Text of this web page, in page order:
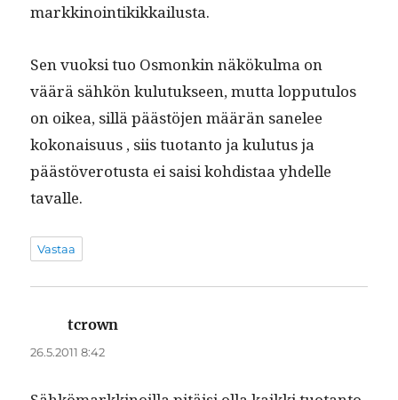
markkinointikikkailusta.
Sen vuok­si tuo Osmonkin näkökul­ma on
väärä sähkön kulu­tuk­seen, mut­ta lop­putu­los
on oikea, sil­lä päästö­jen määrän sanelee
kokon­aisu­us , siis tuotan­to ja kulu­tus ja
päästövero­tus­ta ei saisi kohdis­taa yhdelle
tavalle.
Vastaa
tcrown
26.5.2011 8:42